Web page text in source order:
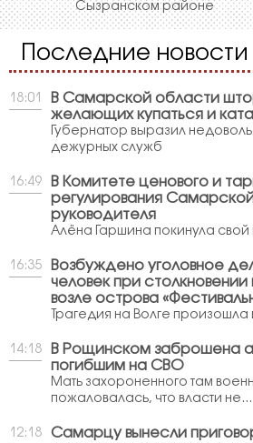
Сызранском районе
Последние новости
18:01
В Самарской области
желающих купаться и
Губернатор выразил
дежурных служб
16:49
В Комитете ценового и
регулирования
руководителя
Алёна Гаршина покинула свой
16:35
Возбуждено уголовное
человек при
возле острова
Трагедия на Волге произошла
14:18
В Рощинском заброшена
погибшим на СВО
Мать захороненного там
пожаловалась, что власти не...
12:18 Самарцу вынесли